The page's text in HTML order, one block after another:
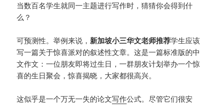
当数百名学生就同一主题进行写作时，猜猜你会得到什
么？
可预测性。举例来说，新加坡小三华文老师推荐学生应该
写一篇关于惊喜派对的叙述性文章。这是一篇标准版的中
文作文：一位朋友即将过生日，一群朋友计划举办一个惊
喜的生日聚会，惊喜揭晓，大家都很高兴。
这似乎是一个万无一失的论文写作公式。尽管它们很安